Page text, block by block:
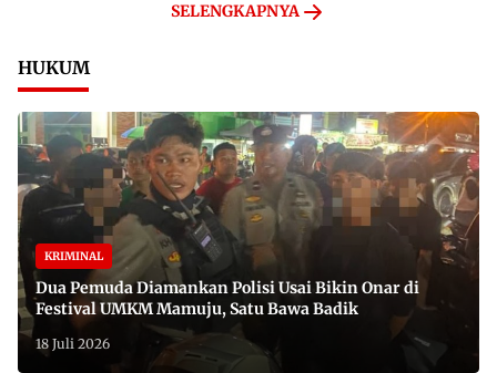
SELENGKAPNYA
HUKUM
KRIMINAL
Dua Pemuda Diamankan Polisi Usai Bikin Onar di
Festival UMKM Mamuju, Satu Bawa Badik
18 Juli 2026